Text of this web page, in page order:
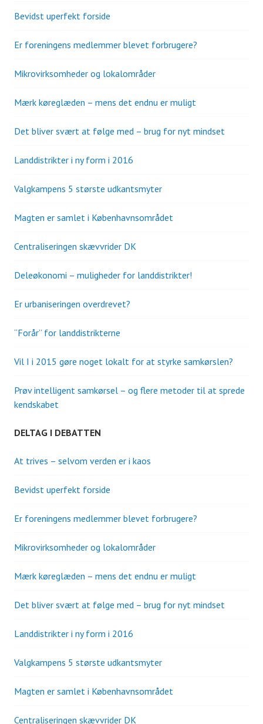
Bevidst uperfekt forside
Er foreningens medlemmer blevet forbrugere?
Mikrovirksomheder og lokalområder
Mærk køreglæden – mens det endnu er muligt
Det bliver svært at følge med – brug for nyt mindset
Landdistrikter i ny form i 2016
Valgkampens 5 største udkantsmyter
Magten er samlet i Københavnsområdet
Centraliseringen skævvrider DK
Deleøkonomi – muligheder for landdistrikter!
Er urbaniseringen overdrevet?
“Forår” for landdistrikterne
Vil I i 2015 gøre noget lokalt for at styrke samkørslen?
Prøv intelligent samkørsel – og flere metoder til at sprede
kendskabet
DELTAG I DEBATTEN
At trives – selvom verden er i kaos
Bevidst uperfekt forside
Er foreningens medlemmer blevet forbrugere?
Mikrovirksomheder og lokalområder
Mærk køreglæden – mens det endnu er muligt
Det bliver svært at følge med – brug for nyt mindset
Landdistrikter i ny form i 2016
Valgkampens 5 største udkantsmyter
Magten er samlet i Københavnsområdet
Centraliseringen skævvrider DK